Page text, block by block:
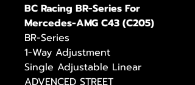
BC Racing BR-Series For
Mercedes-AMG C43 (C205)
BR-Series
1-Way Adjustment
Single Adjustable Linear
ADVENCED STREET